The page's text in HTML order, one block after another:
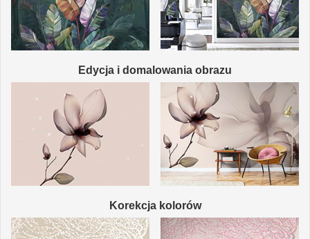
Edycja i domalowania obrazu
Korekcja kolorów